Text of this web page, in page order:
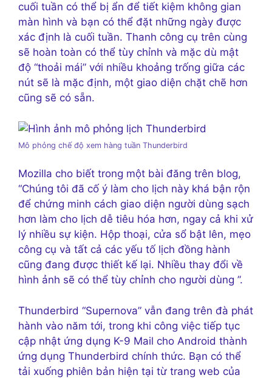
cuối tuần có thể bị ẩn để tiết kiệm không gian
màn hình và bạn có thể đặt những ngày được
xác định là cuối tuần. Thanh công cụ trên cùng
sẽ hoàn toàn có thể tùy chỉnh và mặc dù mật
độ “thoải mái” với nhiều khoảng trống giữa các
nút sẽ là mặc định, một giao diện chặt chẽ hơn
cũng sẽ có sẵn.
Mô phỏng chế độ xem hàng tuần Thunderbird
Mozilla cho biết trong một bài đăng trên blog,
“Chúng tôi đã cố ý làm cho lịch này khá bận rộn
để chứng minh cách giao diện người dùng sạch
hơn làm cho lịch dễ tiêu hóa hơn, ngay cả khi xử
lý nhiều sự kiện. Hộp thoại, cửa sổ bật lên, mẹo
công cụ và tất cả các yếu tố lịch đồng hành
cũng đang được thiết kế lại. Nhiều thay đổi về
hình ảnh sẽ có thể tùy chỉnh cho người dùng ”.
Thunderbird “Supernova” vẫn đang trên đà phát
hành vào năm tới, trong khi công việc tiếp tục
cập nhật ứng dụng K-9 Mail cho Android thành
ứng dụng Thunderbird chính thức. Bạn có thể
tải xuống phiên bản hiện tại từ trang web của